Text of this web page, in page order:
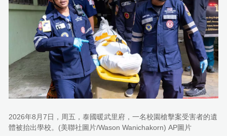
2026年8月7日，周五，泰國暖武里府，一名校園槍擊案受害者的遺
體被抬出學校。(美聯社圖片/Wason Wanichakorn) AP圖片